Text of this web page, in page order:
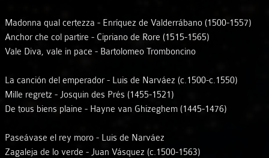
Madonna qual certezza - Enríquez de Valderrábano (1500-1557)
Anchor che col partire - Cipriano de Rore (1515-1565)
Vale Diva, vale in pace - Bartolomeo Tromboncino
La canción del emperador - Luis de Narváez (c.1500-c.1550)
Mille regretz - Josquin des Prés (1455-1521)
De tous biens plaine - Hayne van Ghizeghem (1445-1476)
Paseávase el rey moro - Luis de Narváez
Zagaleja de lo verde - Juan Vásquez (c.1500-1563)